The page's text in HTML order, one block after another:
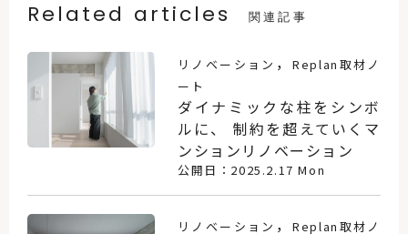
Related articles 関連記事
リノベーション ，Replan取材ノ
ート
ダイナミックな柱をシンボ
ルに、 制約を超えていくマ
ンションリノベーション
公開日：2025.2.17 Mon
リノベーション ，Replan取材ノ